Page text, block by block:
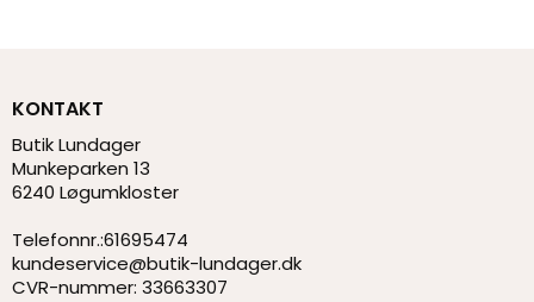
KONTAKT
Butik Lundager
Munkeparken 13
6240 Løgumkloster
Telefonnr.:61695474
kundeservice@butik-lundager.dk
CVR-nummer: 33663307